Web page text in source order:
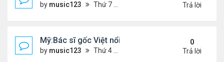
by music123 Thứ 7 Tháng 5 30, 2026 5:02 pm
Trả lời
Mỹ:Bác sĩ gốc Việt nổi tiếng nhờ món vịt quay Bắc
by music123 Thứ 4 Tháng 5 27, 2026 7:43 pm
0
Trả lời